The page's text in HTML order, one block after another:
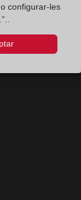
nueva)
nueva)
nueva)
nueva)
configurar-les